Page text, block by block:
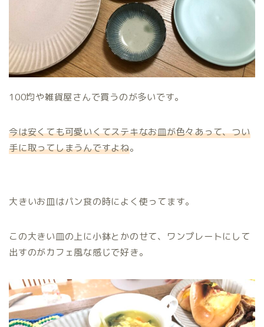
100均や雑貨屋さんで買うのが多いです。
今は安くても可愛いくてステキなお皿が色々あって、つい
手に取ってしまうんですよね。
大きいお皿はパン食の時によく使ってます。
この大きい皿の上に小鉢とかのせて、ワンプレートにして
出すのがカフェ風な感じで好き。